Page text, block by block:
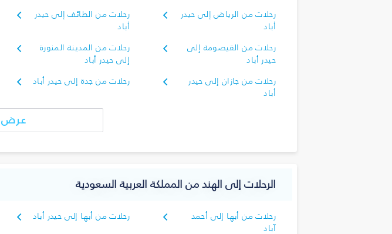
رحلات من الرياض إلى حيدر
أباد
رحلات من الطائف إلى حيدر
أباد
رحلات من القيصومة إلى
حيدر أباد
رحلات من المدينة المنورة
إلى حيدر أباد
رحلات من جازان إلى حيدر
أباد
رحلات من جدة إلى حيدر أباد
عرض
الرحلات إلى الهند من المملكة العربية السعودية
رحلات من أبها إلى أحمد
آباد
رحلات من أبها إلى حيدر أباد